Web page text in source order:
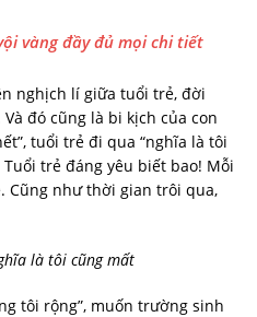
vàng đầy đủ mọi chi tiết
nghịch lí giữa tuổi trẻ, đời
đó cũng là bi kịch của con
tuổi trẻ đi qua “nghĩa là tôi
trẻ đáng yêu biết bao! Mỗi
Cũng như thời gian trôi qua,
là tôi cũng mất
tôi rộng”, muốn trường sinh